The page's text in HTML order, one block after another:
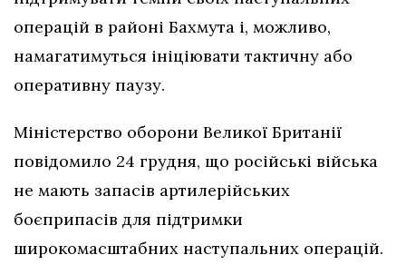
операцій в районі Бахмута і, можливо,
намагатимуться ініціювати тактичну або
оперативну паузу.
Міністерство оборони Великої Британії
повідомило 24 грудня, що російські війська
не мають запасів артилерійських
боєприпасів для підтримки
широкомасштабних наступальних операцій.